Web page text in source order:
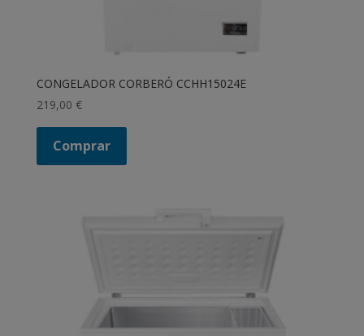
CONGELADOR CORBERÓ CCHH15024E
219,00 €
Comprar